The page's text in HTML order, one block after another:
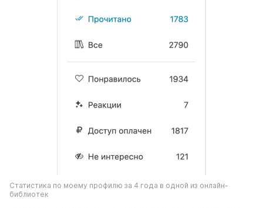
Статистика по моему профилю за 4 года в одной из онлайн-
библиотек